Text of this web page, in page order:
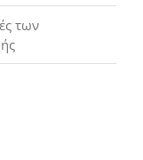
των